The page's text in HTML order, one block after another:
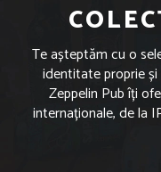
Te așteptăm cu o
identitate proprie
Zeppelin Pub îți
internaționale, de la